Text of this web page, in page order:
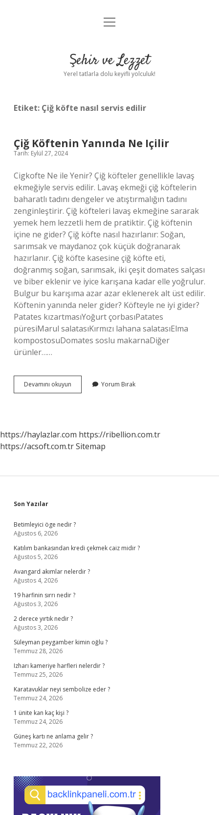
Anasayfa
Yasal Uyarı
menüyü
Şehir ve Lezzet
Yerel tatlarla dolu keyifli yolculuk!
Etiket: Çiğ köfte nasıl servis edilir
Çiğ Köftenin Yanında Ne Içilir
Tarih: Eylül 27, 2024
Cigkofte Ne ile Yenir? Çiğ köfteler genellikle lavaş
ekmeğiyle servis edilir. Lavaş ekmeği çiğ köftelerin
baharatlı tadını dengeler ve atıştırmalığın tadını
zenginleştirir. Çiğ köfteleri lavaş ekmeğine sararak
yemek hem lezzetli hem de pratiktir. Çiğ köftenin
içine ne gider? Çiğ köfte nasıl hazırlanır: Soğan,
sarımsak ve maydanoz çok küçük doğranarak
hazırlanır. Çiğ köfte kasesine çiğ köfte eti,
doğranmış soğan, sarımsak, iki çeşit domates salçası
ve biber eklenir ve iyice karışana kadar elle yoğrulur.
Bulgur bu karışıma azar azar eklenerek alt üst edilir.
Köftenin yanında neler gider? Köfteyle ne iyi gider?
Patates kızartmasıYoğurt çorbasıPatates
püresiMarul salatasıKırmızı lahana salatasıElma
kompostosuDomates soslu makarnaDiğer
ürünler……
Devamını okuyun
Köftenin
Yorum Bırak
https://haylazlar.com https://ribellion.com.tr
https://acsoft.com.trSitemap
Sidebar
Son Yazılar
Betimleyici öge nedir ?
Ağustos 6, 2026
Katılım bankasından kredi çekmek caiz midir ?
Ağustos 5, 2026
Avangard akımlar nelerdir ?
Ağustos 4, 2026
19 harfinin sırrı nedir ?
Ağustos 3, 2026
2 derece yırtık nedir ?
Ağustos 3, 2026
Süleyman peygamber kimin oğlu ?
Temmuz 28, 2026
Izharı kameriye harfleri nelerdir ?
Temmuz 25, 2026
Karatavuklar neyi sembolize eder ?
Temmuz 24, 2026
1 ünite kan kaç kişi ?
Temmuz 24, 2026
Güneş kartı ne anlama gelir ?
Temmuz 22, 2026